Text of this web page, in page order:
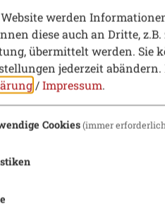
werden
diese auch an Dritte, z.B.
übermittelt werden. Sie
jederzeit abändern.
/Impressum.
Cookies(immer